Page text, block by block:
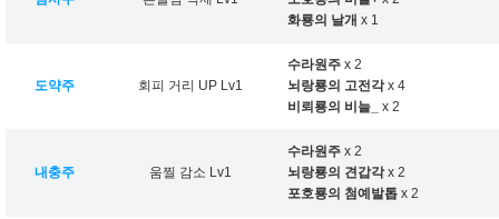
화룡의 날개 x 1
도약주 회피 거리 UP Lv1
수라원주 x 2
뇌랑룡의 고전각x 4
비뢰룡의 비늘_
x 2
내충주 움찔 감소 Lv1
수라원주 x 2
뇌랑룡의 견갑각x 2
포호룡의 첨예발톱 x 2